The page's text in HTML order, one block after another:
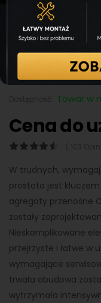
Agregat
Pneumatic
FIRMA:
Towar w
Cena do
W trudnych,
prostota jest
agregaty przenośne
zostały
Nieskomplikowane
przejrzyste i łatwe w
wymagające
trwała obudowa
wytrzymała